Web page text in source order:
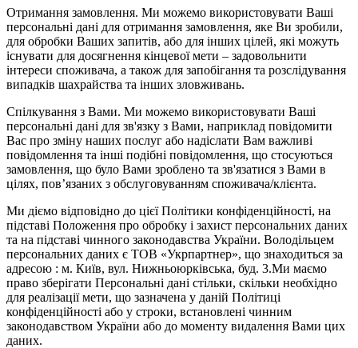
Отримання замовлення. Ми можемо використовувати Ваші
персональні дані для отримання замовлення, яке Ви зробили,
для обробки Ваших запитів, або для інших цілей, які можуть
існувати для досягнення кінцевої мети – задовольнити
інтереси споживача, а також для запобігання та розслідування
випадків шахрайства та інших зловживань.
Спілкування з Вами. Ми можемо використовувати Ваші
персональні дані для зв'язку з Вами, наприклад повідомити
Вас про зміну наших послуг або надіслати Вам важливі
повідомлення та інші подібні повідомлення, що стосуються
замовлення, що було Вами зроблено та зв'язатися з Вами в
цілях, пов’язаних з обслуговуванням споживача/клієнта.
Ми діємо відповідно до цієї Політики конфіденційності, на
підставі Положення про обробку і захист персональних даних
та на підставі чинного законодавства України. Володільцем
персональних даних є ТОВ «Укрпартнер», що знаходиться за
адресою : м. Київ, вул. Нижньоюркiвська, буд. 3.Ми маємо
право зберігати Персональні дані стільки, скільки необхідно
для реалізації мети, що зазначена у даній Політиці
конфіденційності або у строки, встановлені чинним
законодавством України або до моменту видалення Вами цих
даних.